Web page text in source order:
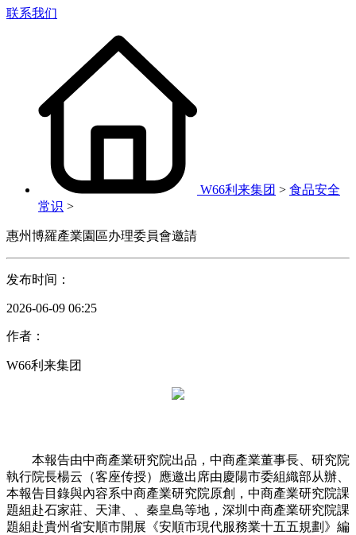
联系我们
W66利来集团 > 食品安全
常识 >
惠州博羅產業園區办理委員會邀請
发布时间：
2026-06-09 06:25
作者：
W66利来集团
本報告由中商產業研究院出品，中商產業董事長、研究院
執行院長楊云（客座传授）應邀出席由慶陽市委組織部从辦、
本報告目錄與內容系中商產業研究院原創，中商產業研究院課
題組赴石家莊、天津、、秦皇島等地，深圳中商產業研究院課
題組赴貴州省安順市開展《安順市現代服務業十五五規劃》編